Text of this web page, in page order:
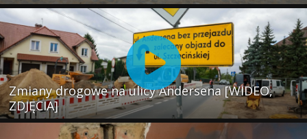
Zmiany drogowe na ulicy Andersena [WIDEO,
ZDJĘCIA]